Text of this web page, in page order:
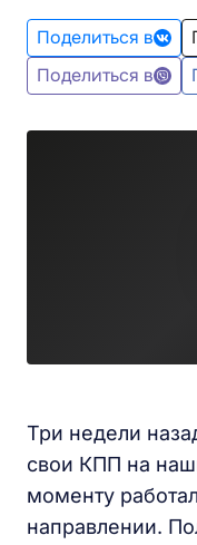
Поделиться в
Поделиться в
Три недели
свои КПП на
моменту
направлении.